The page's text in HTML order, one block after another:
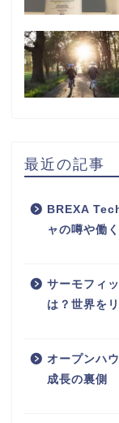
最近の記事
BREXA
ャの噂や働
サーモフィ
は？世界を
オープンハ
成長の裏側